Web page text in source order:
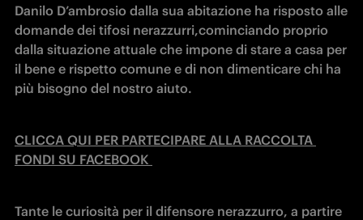
Danilo D’ambrosio dalla sua abitazione ha risposto alle
domande dei tifosi nerazzurri,cominciando proprio
dalla situazione attuale che impone di stare a casa per
il bene e rispetto comune e di non dimenticare chi ha
più bisogno del nostro aiuto.
CLICCA QUI PER PARTECIPARE ALLA RACCOLTA
FONDI SU FACEBOOK
Tante le curiosità per il difensore nerazzurro, a partire